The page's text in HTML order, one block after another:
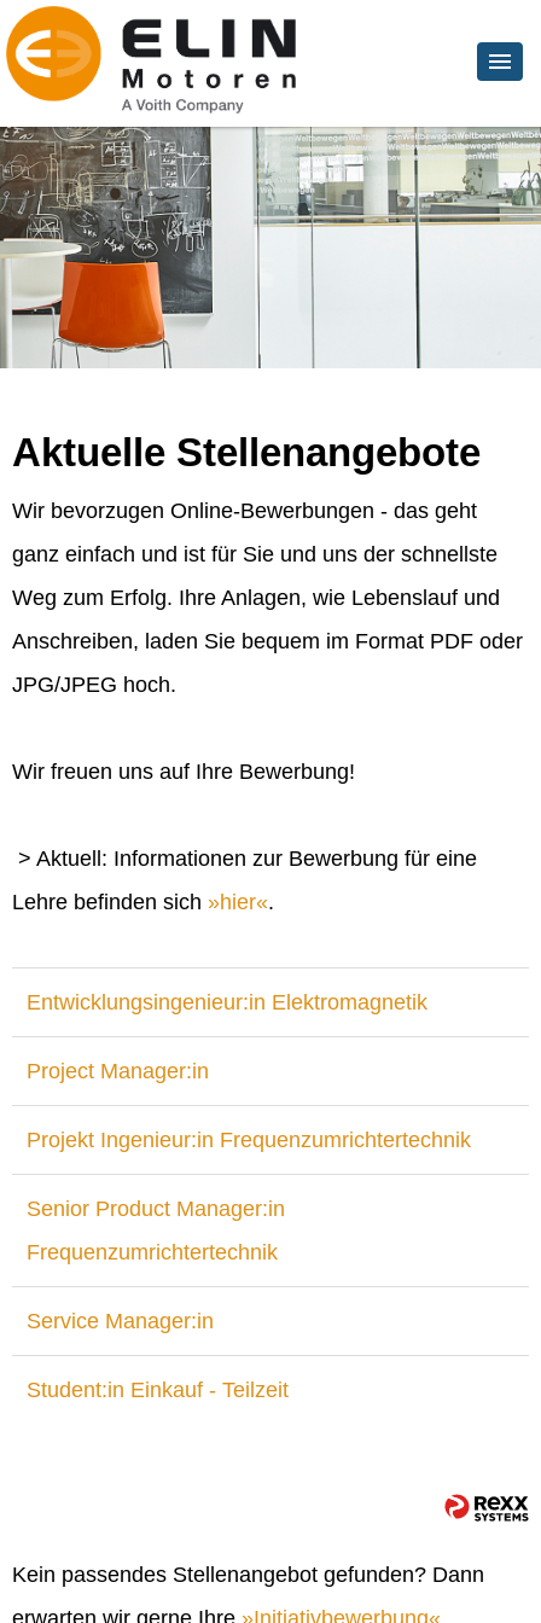
Aktuelle Stellenangebote
Wir bevorzugen Online-Bewerbungen - das geht
ganz einfach und ist für Sie und uns der schnellste
Weg zum Erfolg. Ihre Anlagen, wie Lebenslauf und
Anschreiben, laden Sie bequem im Format PDF oder
JPG/JPEG hoch.
Wir freuen uns auf Ihre Bewerbung!
> Aktuell: Informationen zur Bewerbung für eine
Lehre befinden sich
hier .
Entwicklungsingenieur:in Elektromagnetik
Project Manager:in
Projekt Ingenieur:in Frequenzumrichtertechnik
Senior Product Manager:in
Frequenzumrichtertechnik
Service Manager:in
Student:in Einkauf - Teilzeit
Kein passendes Stellenangebot gefunden? Dann
erwarten wir gerne Ihre
Initiativbewerbung